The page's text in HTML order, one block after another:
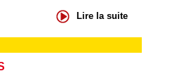
Lire la suite